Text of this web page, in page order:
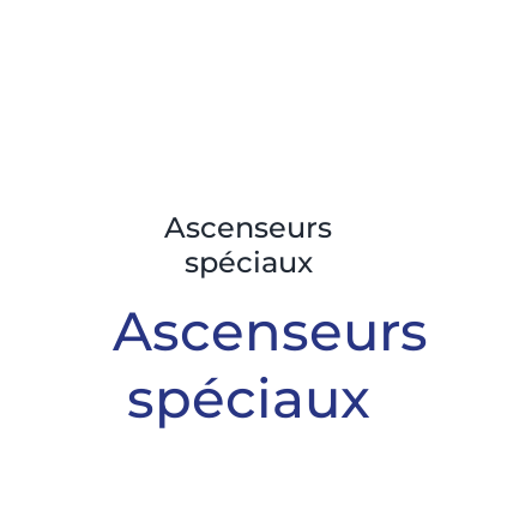
Ascenseurs
spéciaux
Ascenseurs
spéciaux